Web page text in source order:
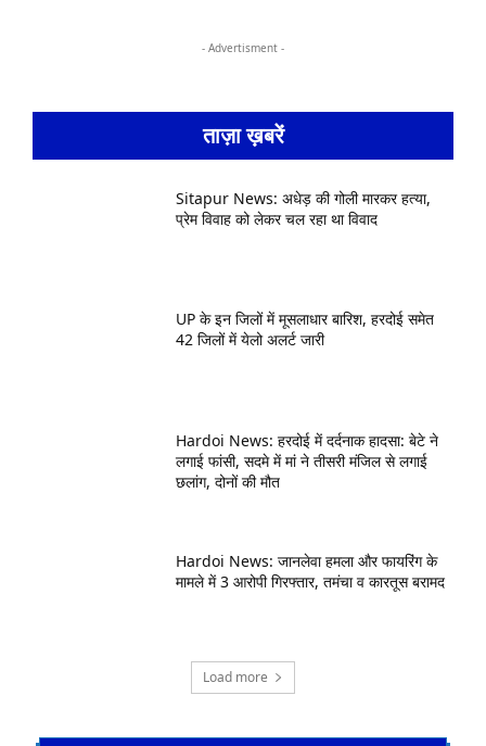
- Advertisment -
ताज़ा ख़बरें
Sitapur News: अधेड़ की गोली मारकर हत्या,
प्रेम विवाह को लेकर चल रहा था विवाद
UP के इन जिलों में मूसलाधार बारिश, हरदोई समेत
42 जिलों में येलो अलर्ट जारी
Hardoi News: हरदोई में दर्दनाक हादसा: बेटे ने
लगाई फांसी, सदमे में मां ने तीसरी मंजिल से लगाई
छलांग, दोनों की मौत
Hardoi News: जानलेवा हमला और फायरिंग के
मामले में 3 आरोपी गिरफ्तार, तमंचा व कारतूस बरामद
Load more